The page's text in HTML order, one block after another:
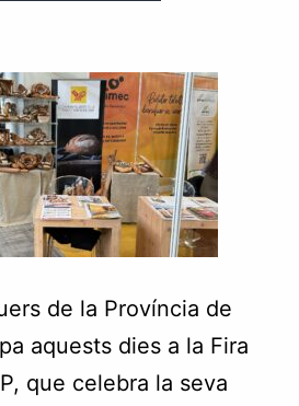
de la Província de
aquests dies a la Fira
que celebra la seva